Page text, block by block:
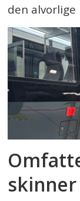
den
skinner